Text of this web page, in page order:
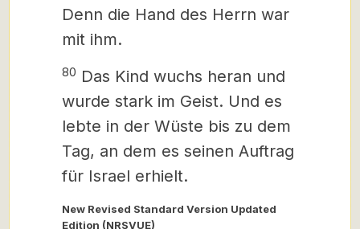
Denn die Hand des Herrn war
mit ihm.
80 Das Kind wuchs heran und
wurde stark im Geist. Und es
lebte in der Wüste bis zu dem
Tag, an dem es seinen Auftrag
für Israel erhielt.
New Revised Standard Version Updated
Edition (NRSVUE)